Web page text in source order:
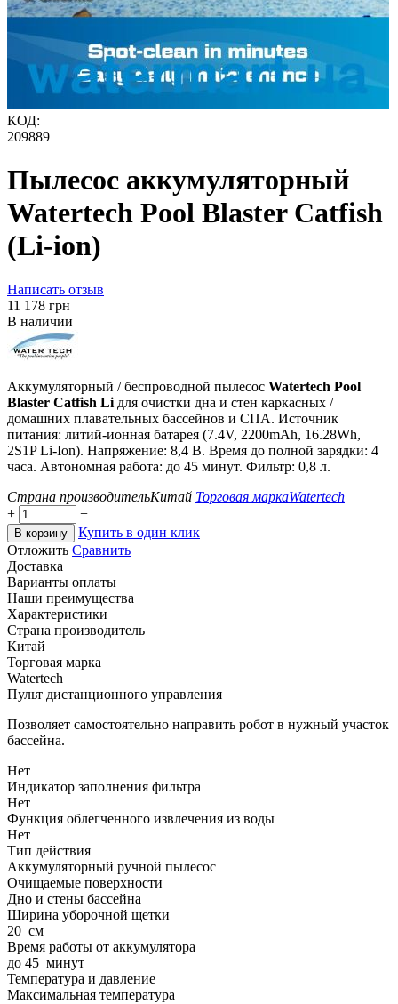
КОД:
209889
Пылесос аккумуляторный
Watertech Pool Blaster Catfish
(Li-ion)
Написать отзыв
‍11 178‍ грн
В наличии
Аккумуляторный / беспроводной пылесос Watertech Pool
Blaster Catfish Li для очистки дна и стен каркасных /
домашних плавательных бассейнов и СПА. Источник
питания: литий-ионная батарея (7.4V, 2200mAh, 16.28Wh,
2S1P Li-Ion). Напряжение: 8,4 В. Время до полной зарядки: 4
часа. Автономная работа: до 45 минут. Фильтр: 0,8 л.
Страна производительКитай Торговая маркаWatertech
+
−
В корзину
Купить в один клик
Отложить Сравнить
Доставка
Варианты оплаты
Наши преимущества
Характеристики
Страна производитель
Китай
Торговая марка
Watertech
Пульт дистанционного управления
Позволяет самостоятельно направить робот в нужный участок
бассейна.
Нет
Индикатор заполнения фильтра
Нет
Функция облегченного извлечения из воды
Нет
Тип действия
Аккумуляторный ручной пылесос
Очищаемые поверхности
Дно и стены бассейна
Ширина уборочной щетки
20 см
Время работы от аккумулятора
до 45 минут
Температура и давление
Максимальная температура